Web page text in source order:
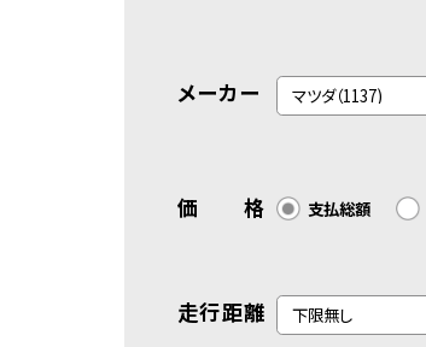
メーカー
価 格 支払総額
走行距離